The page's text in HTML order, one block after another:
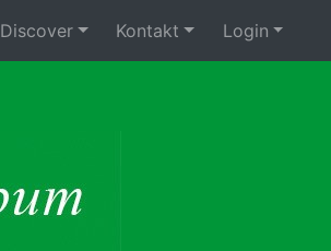
Discover Kontakt Login